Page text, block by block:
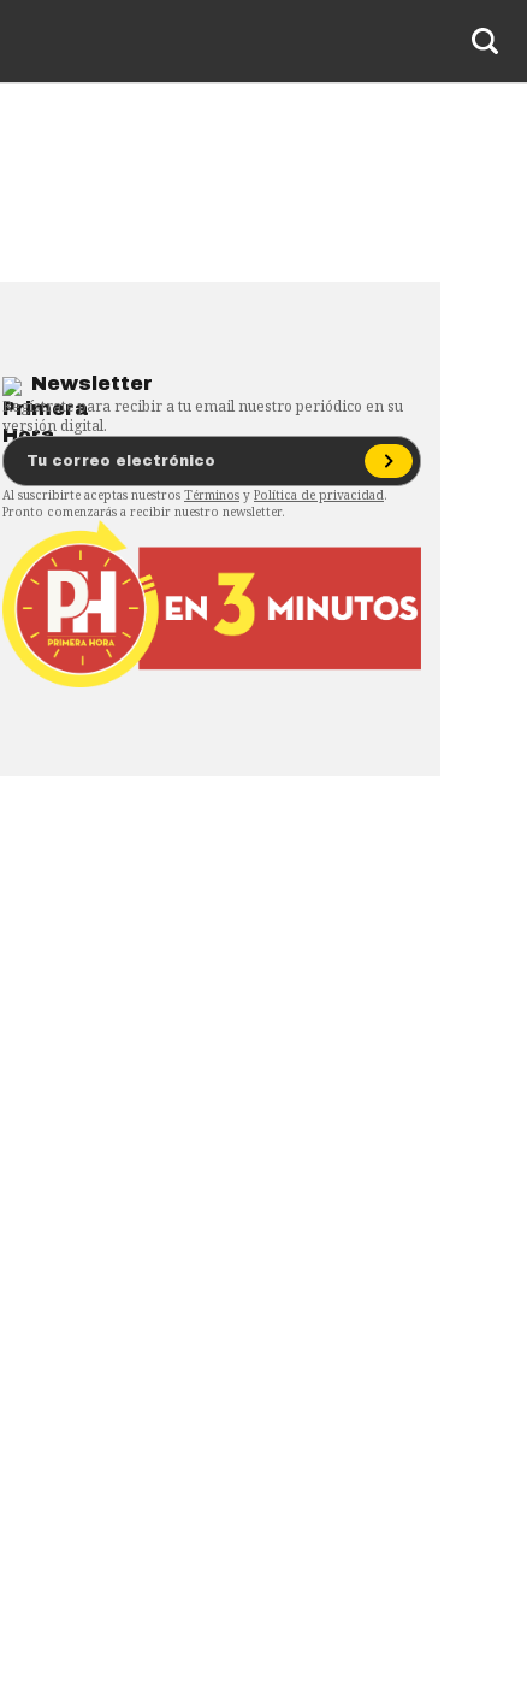
Newsletter
Regístrate para recibir a tu email nuestro periódico en su
versión digital.
Al suscribirte aceptas nuestros Términos y Política de privacidad.
Pronto comenzarás a recibir nuestro newsletter.